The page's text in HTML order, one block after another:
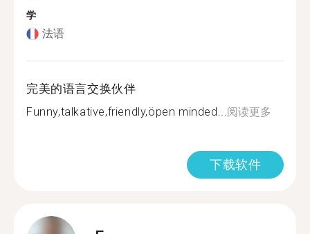
学
法语
完美的语言交换伙伴
Funny,talkative,friendly,öpen minded...阅读更多
下载软件